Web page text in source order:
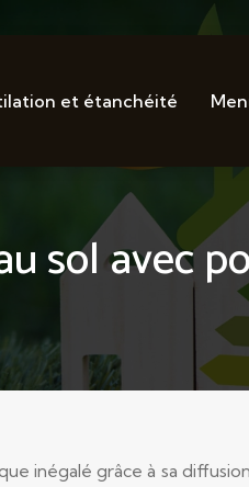
et étanchéité
sol avec
inégalé grâce à sa